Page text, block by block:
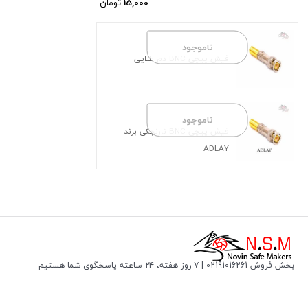
ناموجود
ناموجود
فیش پیچی BNC نارنجکی برند
ADLAY
بخش فروش 02191016261 | ۷ روز هفته، ۲۴ ساعته پاسخگوی شما هستیم